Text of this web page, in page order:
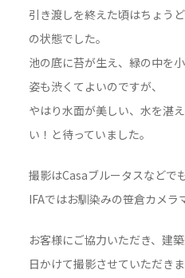
引き渡しを終えた頃はちょう
の状態でした。
池の底に苔が生え、緑の中を
姿も渋くてよいのですが、
やはり水面が美しい、水を湛
い！と待っていました。
撮影はCasaブルータスなどで
IFAではお馴染みの笹倉カメラ
お客様にご協力いただき、建
日かけて撮影させていただきま